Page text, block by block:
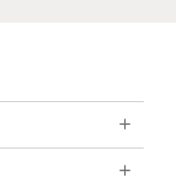
Toggle
Toggle